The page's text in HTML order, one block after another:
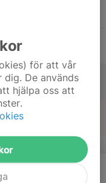
för att vår
De används
hjälpa oss att